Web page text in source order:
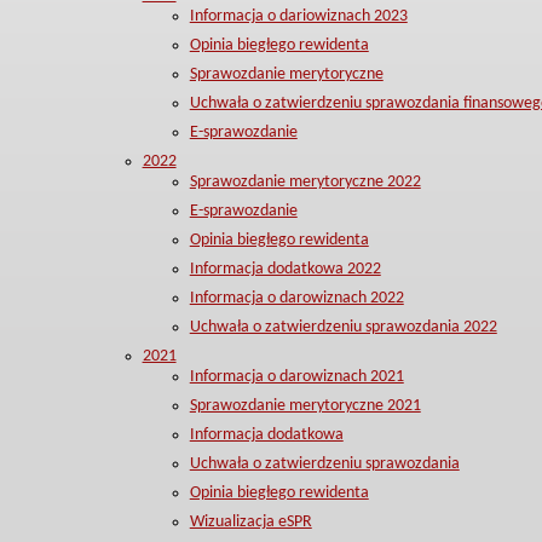
Informacja o dariowiznach 2023
Opinia biegłego rewidenta
Sprawozdanie merytoryczne
Uchwała o zatwierdzeniu sprawozdania
E-sprawozdanie
2022
Sprawozdanie merytoryczne 2022
E-sprawozdanie
Opinia biegłego rewidenta
Informacja dodatkowa 2022
Informacja o darowiznach 2022
Uchwała o zatwierdzeniu sprawozdania 2022
2021
Informacja o darowiznach 2021
Sprawozdanie merytoryczne 2021
Informacja dodatkowa
Uchwała o zatwierdzeniu sprawozdania
Opinia biegłego rewidenta
Wizualizacja eSPR